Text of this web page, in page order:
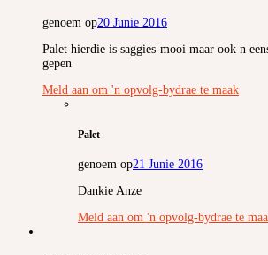
genoem op20 Junie 2016
Palet hierdie is saggies-mooi maar ook n
gepen
Meld aan om 'n opvolg-bydrae te maak
Palet
genoem op21 Junie 2016
Dankie Anze
Meld aan om 'n opvolg-bydrae te